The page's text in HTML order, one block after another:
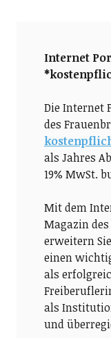
Internet
Die Internet
des
als Jahres
19% MwSt.
Mit dem
Magazin
erweitern
einen
als
als
und